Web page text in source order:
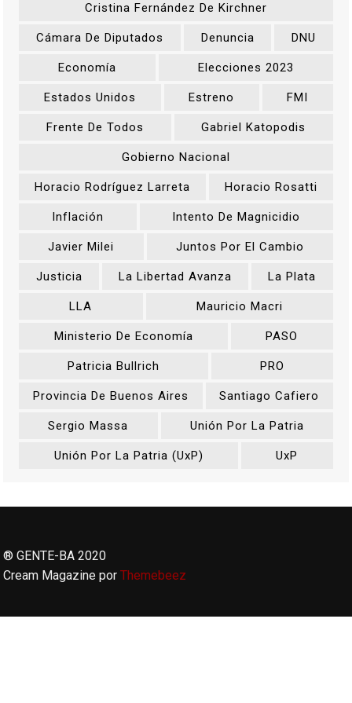
Cristina Fernández De Kirchner
Cámara De Diputados Denuncia DNU
Economía Elecciones 2023
Estados Unidos Estreno FMI
Frente De Todos Gabriel Katopodis
Gobierno Nacional
Horacio Rodríguez Larreta Horacio Rosatti
Inflación Intento De Magnicidio
Javier Milei Juntos Por El Cambio
Justicia La Libertad Avanza La Plata
LLA Mauricio Macri
Ministerio De Economía PASO
Patricia Bullrich PRO
Provincia De Buenos Aires Santiago Cafiero
Sergio Massa Unión Por La Patria
Unión Por La Patria (UxP) UxP
® GENTE-BA 2020
Cream Magazine porThemebeez